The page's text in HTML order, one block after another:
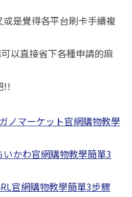
是覺得各平台刷卡手續複
以直接省下各種申請的麻
!!
ノマーケット官網購物教學
いかわ官網購物教學簡單3
官網購物教學簡單3步驟